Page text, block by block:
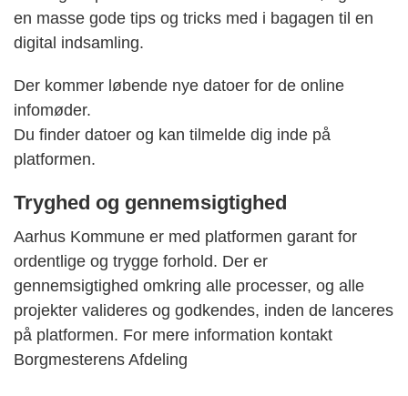
en masse gode tips og tricks med i bagagen til en
digital indsamling.
Der kommer løbende nye datoer for de online
infomøder.
Du finder datoer og kan tilmelde dig inde på
platformen.
Tryghed og gennemsigtighed
Aarhus Kommune er med platformen garant for
ordentlige og trygge forhold. Der er
gennemsigtighed omkring alle processer, og alle
projekter valideres og godkendes, inden de lanceres
på platformen. For mere information kontakt
Borgmesterens Afdeling